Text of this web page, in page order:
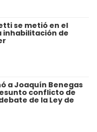
se metió en el
inhabilitación de
a Joaquín Benegas
conflicto de
de la Ley de